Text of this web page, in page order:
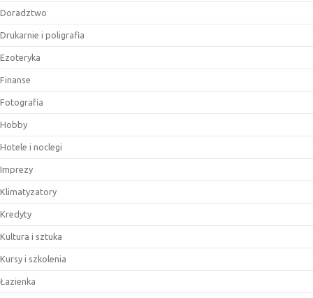
Doradztwo
Drukarnie i poligrafia
Ezoteryka
Finanse
Fotografia
Hobby
Hotele i noclegi
Imprezy
Klimatyzatory
Kredyty
Kultura i sztuka
Kursy i szkolenia
Łazienka